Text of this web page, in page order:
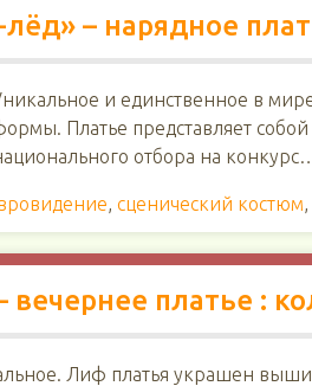
– нарядное
и единственное в
Платье представляет собой
отбора на
, сценический костюм,
вечернее платье :
Лиф платья украшен